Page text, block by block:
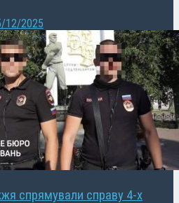
12/2025
спрямували справу 4-х